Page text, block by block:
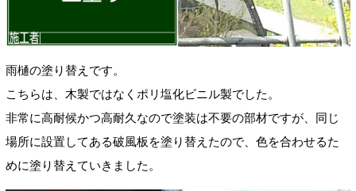
雨樋の塗り替えです。
こちらは、木製ではなくポリ塩化ビニル製でした。
非常に高耐候かつ高耐久なので塗装は不要の部材ですが、同じ
場所に設置してある破風板を塗り替えたので、色を合わせるた
めに塗り替えていきました。